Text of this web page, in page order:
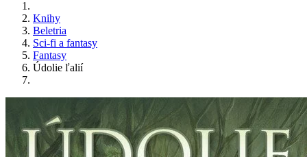
Knihy
Beletria
Sci-fi a fantasy
Fantasy
Údolie ľalií